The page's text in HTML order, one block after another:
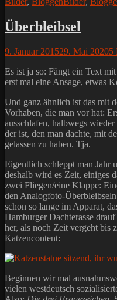
Überbleibsel
Posted
9. Januar 201529. Mai 20205
Es ist ja so: Fängt ein Text
erst mal eine Ansage, etwas
Und ganz ähnlich ist das mit
Vorhaben, die man vor hat:
ausschlafen, halbwegs
der ist, den man dachte, mit
gelassen zu haben. Tja.
Eigentlich schleppt man Jahr
deshalb wird es Zeit, einiges
zwei Fliegen/eine Klappe:
den Analogfoto-
schon so lange im Apparat,
Hamburger Dachterasse
her, als noch Zeit vergeht bis
Katzencontent:
Beginnen wir mal
vielen westdeutsch